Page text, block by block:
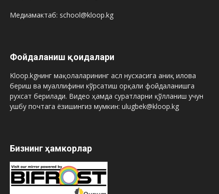
Медиамактаб: school@kloop.kg
Фойдаланиш қоидалари
Kloop.kgнинг мақолаларининг асл нусхасига аниқ илова
бериш ва муаллифини кўрсатиш орқали фойдаланишга
рухсат берилади. Видео ҳамда суратларни қўлланиш учун
ушбу почтага ёзишингиз мумкин: ulugbek@kloop.kg
Бизнинг ҳамкорлар